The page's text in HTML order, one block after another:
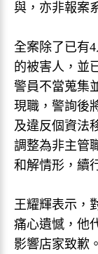
與，亦非報案
全案除了已有
的被害人，並
警員不當蒐集
現職，警詢後
及違反個資法
調整為非主管
和解情形，續
王耀輝表示，
痛心遺憾，他
影響店家致歉